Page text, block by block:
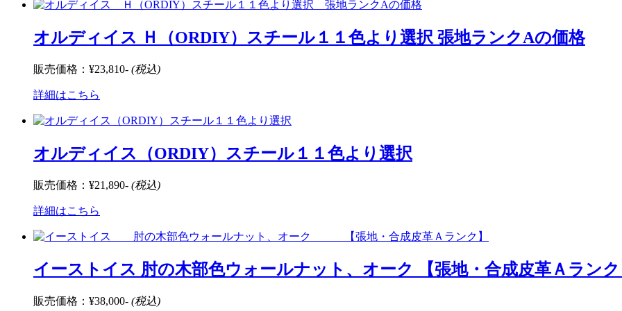
オルディイス Ｈ（ORDIY）スチール１１色より選択 張地ランクAの価格
販売価格： ¥23,810- (税込)
詳細はこちら
オルディイス（ORDIY）スチール１１色より選択
販売価格： ¥21,890- (税込)
詳細はこちら
イーストイス 肘の木部色ウォールナット、オーク 【張地・合成皮革Ａラン
販売価格： ¥38,000- (税込)